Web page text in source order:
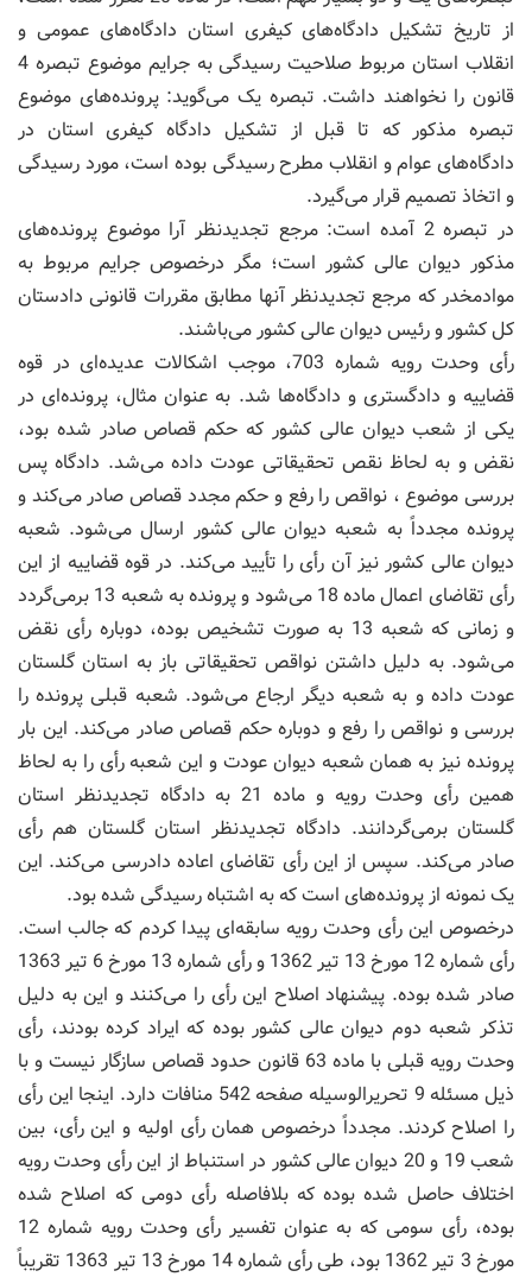
از تاریخ تشکیل دادگاه‌های کیفری استان دادگاه‌های عمومی و
انقلاب استان مربوط صلاحیت رسیدگی به جرایم موضوع تبصره 4
قانون را نخواهند داشت. تبصره یک می‌گوید: پرونده‌های موضوع
تبصره مذکور که تا قبل از تشکیل دادگاه کیفری استان در
دادگاه‌های عوام و انقلاب مطرح رسیدگی بوده است، مورد رسیدگی
و اتخاذ تصمیم قرار می‌گیرد.
در تبصره 2 آمده است: مرجع تجدیدنظر آرا موضوع پرونده‌های
مذکور دیوان عالی کشور است؛ مگر درخصوص جرایم مربوط به
موادمخدر که مرجع تجدیدنظر آنها مطابق مقررات قانونی دادستان
کل کشور و رئیس دیوان عالی کشور می‌باشند.
رأی وحدت رویه شماره 703، موجب اشکالات عدیده‌ای در قوه
قضاییه و دادگستری و دادگاه‌ها شد. به عنوان مثال، پرونده‌ای در
یکی از شعب دیوان عالی کشور که حکم قصاص صادر شده بود،
نقض و به لحاظ نقص تحقیقاتی عودت داده می‌شد. دادگاه پس
بررسی موضوع ، نواقص را رفع و حکم مجدد قصاص صادر می‌کند و
پرونده مجدداً به شعبه دیوان عالی کشور ارسال می‌شود. شعبه
دیوان عالی کشور نیز آن رأی را تأیید می‌کند. در قوه قضاییه از این
رأی تقاضای اعمال ماده 18 می‌شود و پرونده به شعبه 13 برمی‌گردد
و زمانی که شعبه 13 به صورت تشخیص بوده، دوباره رأی نقض
می‌شود. به دلیل داشتن نواقص تحقیقاتی باز به استان گلستان
عودت داده و به شعبه دیگر ارجاع می‌شود. شعبه قبلی پرونده را
بررسی و نواقص را رفع و دوباره حکم قصاص صادر می‌کند. این بار
پرونده نیز به همان شعبه دیوان عودت و این شعبه رأی را به لحاظ
همین رأی وحدت رویه و ماده 21 به دادگاه تجدیدنظر استان
گلستان برمی‌گردانند. دادگاه تجدیدنظر استان گلستان هم رأی
صادر می‌کند. سپس از این رأی تقاضای اعاده دادرسی می‌کند. این
یک نمونه از پرونده‌های است که به اشتباه رسیدگی شده بود.
درخصوص این رأی وحدت رویه سابقه‌ای پیدا کردم که جالب است.
رأی شماره 12 مورخ 13 تیر 1362 و رأی شماره 13 مورخ 6 تیر 1363
صادر شده بوده. پیشنهاد اصلاح این رأی را می‌کنند و این به دلیل
تذکر شعبه دوم دیوان عالی کشور بوده که ایراد کرده بودند، رأی
وحدت رویه قبلی با ماده 63 قانون حدود قصاص سازگار نیست و با
ذیل مسئله 9 تحریرالوسیله صفحه 542 منافات دارد. اینجا این رأی
را اصلاح کردند. مجدداً درخصوص همان رأی اولیه و این رأی، بین
شعب 19 و 20 دیوان عالی کشور در استنباط از این رأی وحدت رویه
اختلاف حاصل شده بوده که بلافاصله رأی دومی که اصلاح شده
بوده، رأی سومی که به عنوان تفسیر رأی وحدت رویه شماره 12
مورخ 3 تیر 1362 بود، طی رأی شماره 14 مورخ 13 تیر 1363 تقریباً